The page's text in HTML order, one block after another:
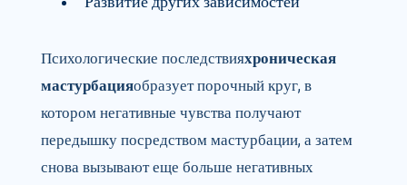
Психологические последствияхроническая
мастурбацияобразует порочный круг, в
котором негативные чувства получают
передышку посредством мастурбации, а затем
снова вызывают еще больше негативных